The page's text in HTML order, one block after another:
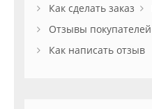
Как сделать заказ
Отзывы покупателей
Как написать отзыв